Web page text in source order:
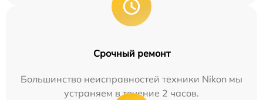
Срочный ремонт
Большинство неисправностей техники Nikon мы
устраняем в течение 2 часов.